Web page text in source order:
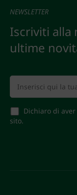
NEWSLETTER
Iscriviti alla
ultime
Dichiaro di
sito.